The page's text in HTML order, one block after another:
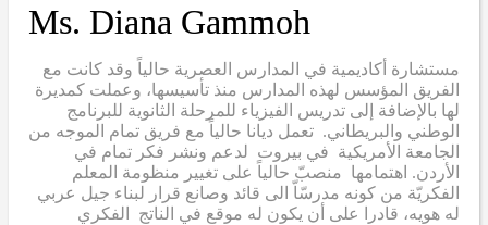
Ms. Diana Gammoh
مستشارة أكاديمية في المدارس العصرية حالياً وقد كانت مع
الفريق المؤسس لهذه المدارس منذ تأسيسها، وعملت كمديرة
لها بالإضافة إلى تدريس الفيزياء للمرحلة الثانوية للبرنامج
الوطني والبريطاني. تعمل ديانا حالياً مع فريق تمام الموجه من
الجامعة الأمريكية في بيروت لدعم ونشر فكر تمام في
الأردن. اهتمامها منصبّ حالياً على تغيير منظومة المعلم
الفكريّة من كونه مدرسّاّ الى قائد وصانع قرار لبناء جيل عربي
له هويه، قادرا على أن يكون له موقع في الناتج الفكري